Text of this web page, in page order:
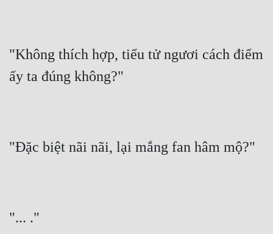
"Không thích hợp, tiểu tử ngươi cách điểm
ấy ta đúng không?"
"Đặc biệt nãi nãi, lại mắng fan hâm mộ?"
"... ."